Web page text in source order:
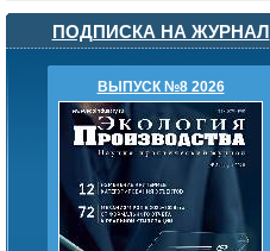
ПОДПИСКА НА ЖУРНАЛ
ВЫПУСК №8 2026